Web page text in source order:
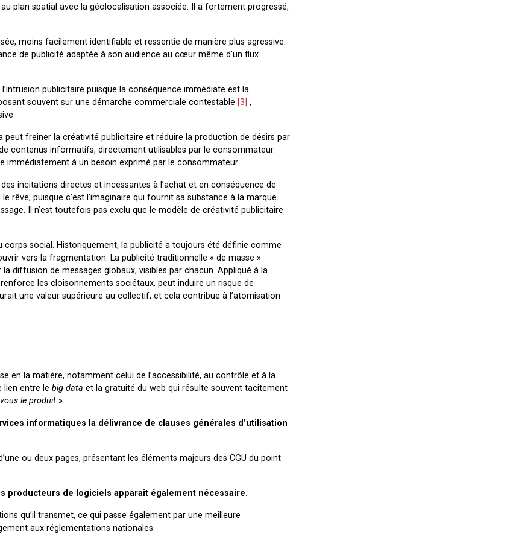
plan spatial avec la géolocalisation associée. Il a fortement progressé,
moins facilement identifiable et ressentie de manière plus agressive.
de publicité adaptée à son audience au cœur même d’un flux
publicitaire puisque la conséquence immédiate est la
souvent sur une démarche commerciale contestable [3] ,
peut freiner la créativité publicitaire et réduire la production de désirs par
contenus informatifs, directement utilisables par le consommateur.
immédiatement à un besoin exprimé par le consommateur.
incitations directes et incessantes à l’achat et en conséquence de
rêve, puisque c’est l’imaginaire qui fournit sa substance à la marque.
Il n’est toutefois pas exclu que le modèle de créativité publicitaire
social. Historiquement, la publicité a toujours été définie comme
vers la fragmentation. La publicité traditionnelle « de masse »
diffusion de messages globaux, visibles par chacun. Appliqué à la
les cloisonnements sociétaux, peut induire un risque de
une valeur supérieure au collectif, et cela contribue à l’atomisation
en la matière, notamment celui de l’accessibilité, au contrôle et à la
lien entre le big data et la gratuité du web qui résulte souvent tacitement
le produit».
informatiques la délivrance de clauses générales d’utilisation
ou deux pages, présentant les éléments majeurs des CGU du point
producteurs de logiciels apparaît également nécessaire.
qu’il transmet, ce qui passe également par une meilleure
aux réglementations nationales.